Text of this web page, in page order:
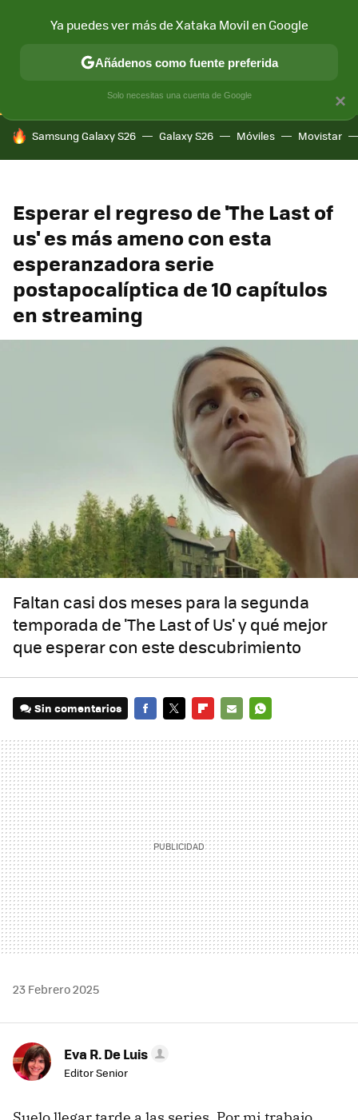
CONECTIVIDAD MÓVIL Y SOCIEDAD APLICACIONES
HOY SE HABLA DE
Samsung Galaxy S26 Galaxy S26 Móviles Movistar
Esperar el regreso de 'The Last of
us' es más ameno con esta
esperanzadora serie
postapocalíptica de 10 capítulos
en streaming
Faltan casi dos meses para la segunda
temporada de 'The Last of Us' y qué mejor
que esperar con este descubrimiento
Sin comentarios
MAIL
23 Febrero 2025
Eva R. De Luis
Editor Senior
×
Ya puedes ver más de Xataka Movil en Google
Añádenos como fuente preferida
Solo necesitas una cuenta de Google